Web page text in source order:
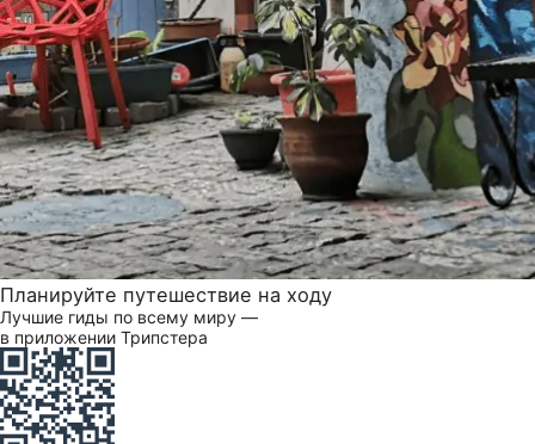
Планируйте путешествие на ходу
Лучшие гиды по всему миру —
в приложении Трипстера